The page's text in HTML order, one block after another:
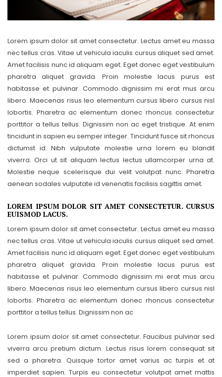
Lorem ipsum dolor sit amet consectetur. Lectus amet eu massa
nec tellus cras. Vitae ut vehicula iaculis cursus aliquet sed amet.
Amet facilisis nunc id aliquam eget. Eget donec eget vestibulum
pharetra aliquet gravida. Proin molestie lacus purus est
habitasse et pulvinar. Commodo dignissim mi erat mus arcu
libero. Maecenas risus leo elementum cursus libero cursus nisl
lobortis. Pharetra ac elementum donec rhoncus consectetur
porttitor a tellus tellus. Dignissim non ac eget tristique. At enim
tincidunt in sapien eu semper integer. Tincidunt fusce sit rhoncus
dictumst id. Nibh vulputate molestie urna lorem eu blandit
viverra. Orci ut sit aliquam lectus lectus ullamcorper urna at.
Molestie neque scelerisque dui velit volutpat nunc. Pharetra
aenean sodales vulputate id venenatis facilisis sagittis amet.
LOREM IPSUM DOLOR SIT AMET CONSECTETUR. CURSUS
EUISMOD LACUS.
Lorem ipsum dolor sit amet consectetur. Lectus amet eu massa
nec tellus cras. Vitae ut vehicula iaculis cursus aliquet sed amet.
Amet facilisis nunc id aliquam eget. Eget donec eget vestibulum
pharetra aliquet gravida. Proin molestie lacus purus est
habitasse et pulvinar. Commodo dignissim mi erat mus arcu
libero. Maecenas risus leo elementum cursus libero cursus nisl
lobortis. Pharetra ac elementum donec rhoncus consectetur
porttitor a tellus tellus. Dignissim non ac
Lorem ipsum dolor sit amet consectetur. Faucibus pulvinar sed
viverra arcu pretium dictum. Lectus risus lorem consequat sit
sed a pharetra. Quisque tortor amet varius ac turpis et at
imperdiet sapien. Turpis eu consectetur volutpat amet mattis